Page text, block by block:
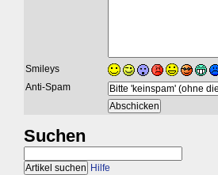
Smileys
Anti-Spam
Suchen
Hilfe